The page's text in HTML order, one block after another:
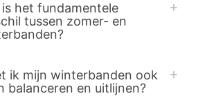
is het fundamentele
tussen zomer- en
ik mijn winterbanden ook
balanceren en uitlijnen?